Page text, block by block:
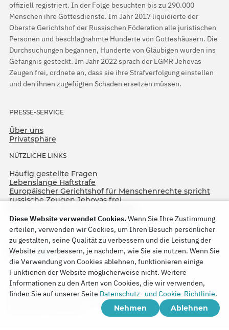
offiziell registriert. In der Folge besuchten bis zu 290.000
Menschen ihre Gottesdienste. Im Jahr 2017 liquidierte der
Oberste Gerichtshof der Russischen Föderation alle juristischen
Personen und beschlagnahmte Hunderte von Gotteshäusern. Die
Durchsuchungen begannen, Hunderte von Gläubigen wurden ins
Gefängnis gesteckt. Im Jahr 2022 sprach der EGMR Jehovas
Zeugen frei, ordnete an, dass sie ihre Strafverfolgung einstellen
und den ihnen zugefügten Schaden ersetzen müssen.
PRESSE-SERVICE
Über uns
Privatsphäre
NÜTZLICHE LINKS
Häufig gestellte Fragen
Lebenslange Haftstrafe
Europäischer Gerichtshof für Menschenrechte spricht
russische Zeugen Jehovas frei
Copyright © 2026
Watch Tower Bible and Tract Society of Korea.
Diese Website verwendet Cookies.Wenn Sie Ihre Zustimmung
erteilen, verwenden wir Cookies, um Ihren Besuch persönlicher
zu gestalten, seine Qualität zu verbessern und die Leistung der
Website zu verbessern, je nachdem, wie Sie sie nutzen. Wenn Sie
die Verwendung von Cookies ablehnen, funktionieren einige
Funktionen der Website möglicherweise nicht. Weitere
Informationen zu den Arten von Cookies, die wir verwenden,
finden Sie auf unserer Seite Datenschutz- und Cookie-Richtlinie.
Nehmen
Ablehnen